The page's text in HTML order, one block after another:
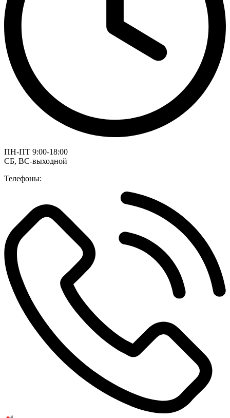
ПН-ПТ 9:00-18:00
СБ, ВС-выходной
Телефоны: